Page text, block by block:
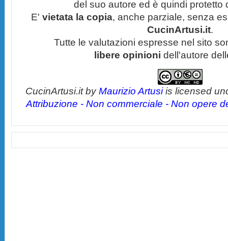
del suo autore ed è quindi protetto
E' vietata la copia, anche parziale, senza
CucinArtusi.it.
Tutte le valutazioni espresse nel sito
libere opinioni dell'autore
CucinArtusi.itbyMaurizio Artusiis licensed
Attribuzione - Non commerciale - Non opere